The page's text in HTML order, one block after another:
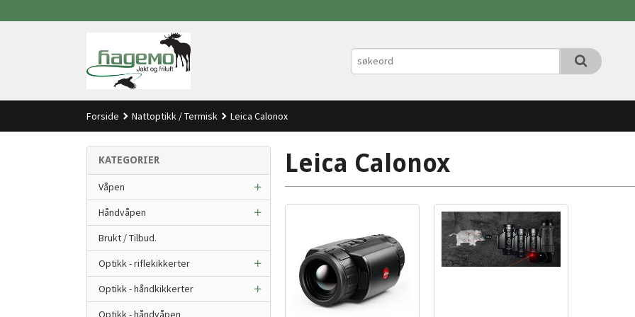
til
Forside Nattoptikk / Termisk Leica Calonox
Leica Calonox
KATEGORIER
Våpen
Håndvåpen
Brukt / Tilbud.
Optikk - riflekikkerter
Optikk - håndkikkerter
Optikk - håndvåpen